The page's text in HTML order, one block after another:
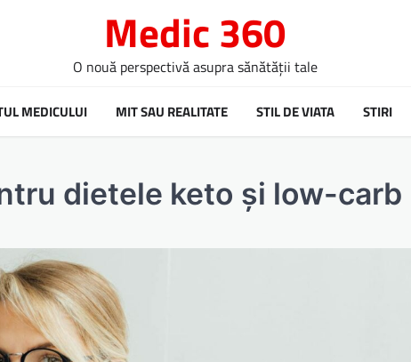
Medic 360
O nouă perspectivă asupra sănătății tale
MEDICULUI MIT SAU REALITATE STIL DE VIATA STIRI
dietele keto și low-carb